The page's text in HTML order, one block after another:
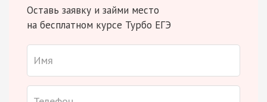
Оставь заявку и займи место
на бесплатном курсе Турбо ЕГЭ